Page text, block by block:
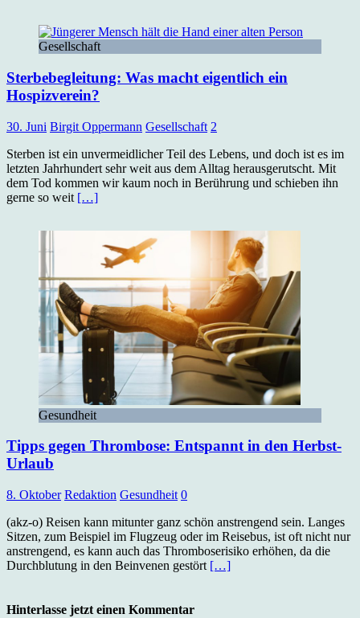
Gesellschaft
Sterbebegleitung: Was macht eigentlich ein
Hospizverein?
30. Juni Birgit Oppermann Gesellschaft 2
Sterben ist ein unvermeidlicher Teil des Lebens, und doch ist es im
letzten Jahrhundert sehr weit aus dem Alltag herausgerutscht. Mit
dem Tod kommen wir kaum noch in Berührung und schieben ihn
gerne so weit […]
Gesundheit
Tipps gegen Thrombose: Entspannt in den Herbst-
Urlaub
8. Oktober Redaktion Gesundheit 0
(akz-o) Reisen kann mitunter ganz schön anstrengend sein. Langes
Sitzen, zum Beispiel im Flugzeug oder im Reisebus, ist oft nicht nur
anstrengend, es kann auch das Thromboserisiko erhöhen, da die
Durchblutung in den Beinvenen gestört […]
Hinterlasse jetzt einen Kommentar